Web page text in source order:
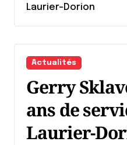
Laurier-Dorion
Actualités
Gerry
ans de
Laurier-